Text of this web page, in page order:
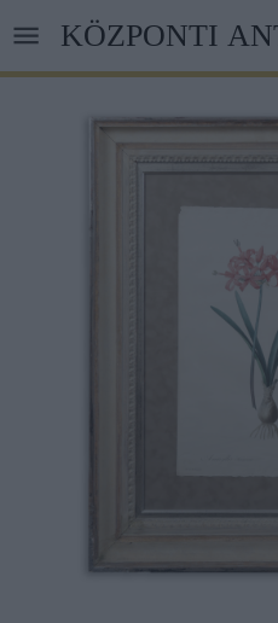
tartalomra
KÖZPONTI